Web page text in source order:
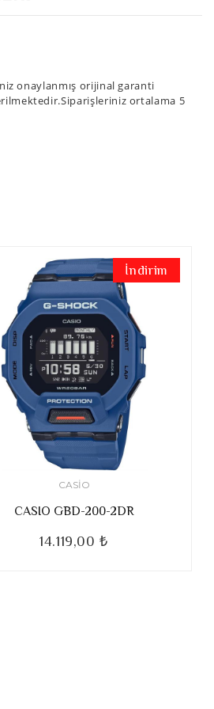
onaylanmış orijinal garanti
ortalama 5
İndirim
CASIO
CASIO GBD-200-2DR
14.119,00 ₺